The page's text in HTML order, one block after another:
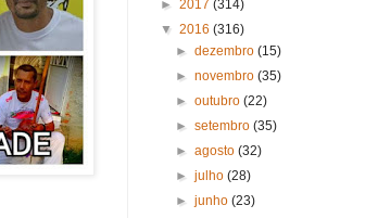
► 2017 (314)
▼ 2016 (316)
►dezembro(15)
►novembro(35)
►outubro(22)
►setembro(35)
►agosto(32)
►julho(28)
►junho(23)